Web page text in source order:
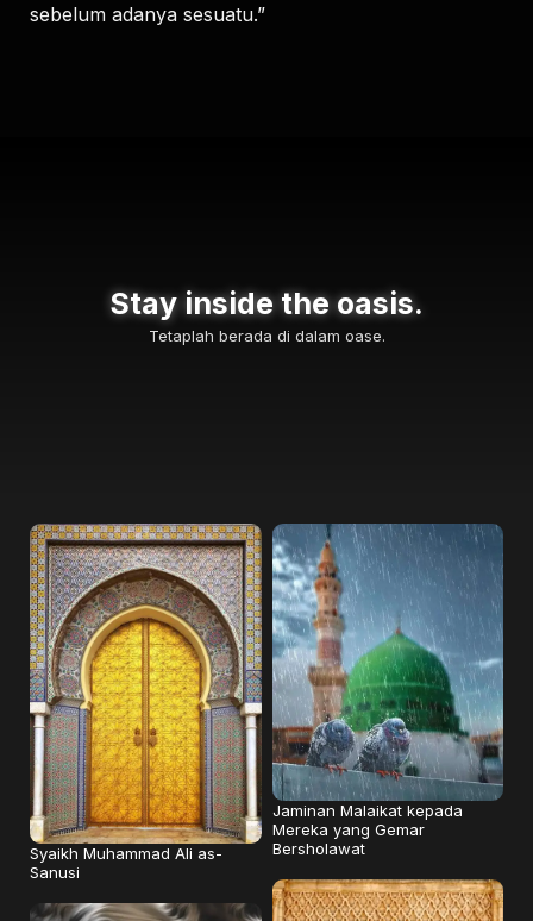
sebelum adanya sesuatu.”
Stay inside the oasis.
Tetaplah berada di dalam oase.
Syaikh Muhammad Ali as-
Sanusi
Jaminan Malaikat kepada
Mereka yang Gemar
Bersholawat